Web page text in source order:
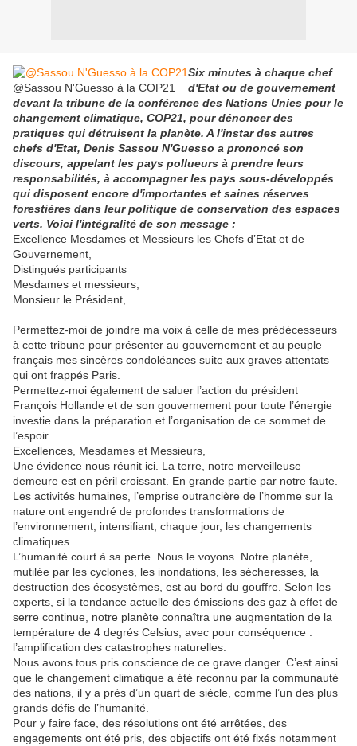
@Sassou N'Guesso à la COP21
Six minutes à chaque chef
d'Etat ou de gouvernement
devant la tribune de la conférence des Nations Unies pour le
changement climatique, COP21, pour dénoncer des
pratiques qui détruisent la planète. A l'instar des autres
chefs d'Etat, Denis Sassou N'Guesso a prononcé son
discours, appelant les pays pollueurs à prendre leurs
responsabilités, à accompagner les pays sous-développés
qui disposent encore d'importantes et saines réserves
forestières dans leur politique de conservation des espaces
verts. Voici l'intégralité de son message :
Excellence Mesdames et Messieurs les Chefs d’Etat et de
Gouvernement,
Distingués participants
Mesdames et messieurs,
Monsieur le Président,
Permettez-moi de joindre ma voix à celle de mes prédécesseurs
à cette tribune pour présenter au gouvernement et au peuple
français mes sincères condoléances suite aux graves attentats
qui ont frappés Paris.
Permettez-moi également de saluer l’action du président
François Hollande et de son gouvernement pour toute l’énergie
investie dans la préparation et l’organisation de ce sommet de
l’espoir.
Excellences, Mesdames et Messieurs,
Une évidence nous réunit ici. La terre, notre merveilleuse
demeure est en péril croissant. En grande partie par notre faute.
Les activités humaines, l’emprise outrancière de l’homme sur la
nature ont engendré de profondes transformations de
l’environnement, intensifiant, chaque jour, les changements
climatiques.
L’humanité court à sa perte. Nous le voyons. Notre planète,
mutilée par les cyclones, les inondations, les sécheresses, la
destruction des écosystèmes, est au bord du gouffre. Selon les
experts, si la tendance actuelle des émissions des gaz à effet de
serre continue, notre planète connaîtra une augmentation de la
température de 4 degrés Celsius, avec pour conséquence :
l’amplification des catastrophes naturelles.
Nous avons tous pris conscience de ce grave danger. C’est ainsi
que le changement climatique a été reconnu par la communauté
des nations, il y a près d’un quart de siècle, comme l’un des plus
grands défis de l’humanité.
Pour y faire face, des résolutions ont été arrêtées, des
engagements ont été pris, des objectifs ont été fixés notamment